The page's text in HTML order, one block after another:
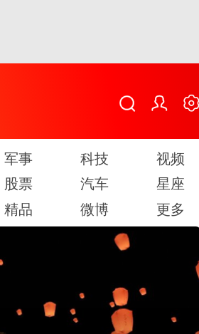
军事 科技
视频
股票 汽车
星座
精品 微博 更多